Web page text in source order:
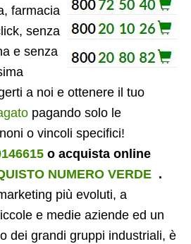
farmacia
senza
e senza
a noi e ottenere il tuo
pagando solo le
o vincoli specifici!
o acquista online
NUMERO VERDE .
più evoluti, a
e medie aziende ed un
dei grandi gruppi industriali, è